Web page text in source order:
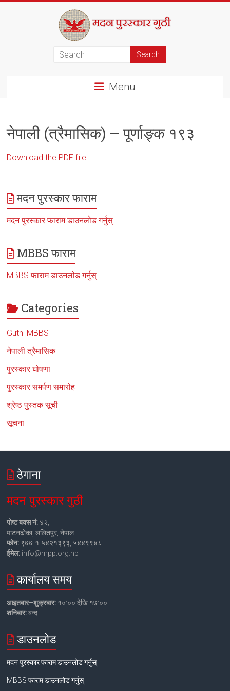
Menu
नेपाली (त्रैमासिक) – पूर्णाङ्क १९३
Download the PDF file .
मदन पुरस्कार फाराम
मदन पुरस्कार फाराम डाउनलोड गर्नुस्
MBBS फाराम
MBBS फाराम डाउनलोड गर्नुस्
Categories
Guthi MBBS
नेपाली त्रैमासिक
पुरस्कार घोषणा
पुरस्कार समर्पण समारोह
श्रेष्ठ पुस्तक सूची
सूचना
ठेगाना
मदन पुरस्कार गुठी
पोष्ट बक्स नं: ४२,
पाटनढोका, ललितपुर, नेपाल
फोन: ९७७-१-५४२१३९३, ५४४९९४८
ईमेल: info@mpp.org.np
कार्यालय समय
आइतबार–शुक्रबार: १०:०० देखि १७:००
शनिबार:बन्द
डाउनलोड
मदन पुरस्कार फाराम डाउनलोड गर्नुस्
MBBS फाराम डाउनलोड गर्नुस्